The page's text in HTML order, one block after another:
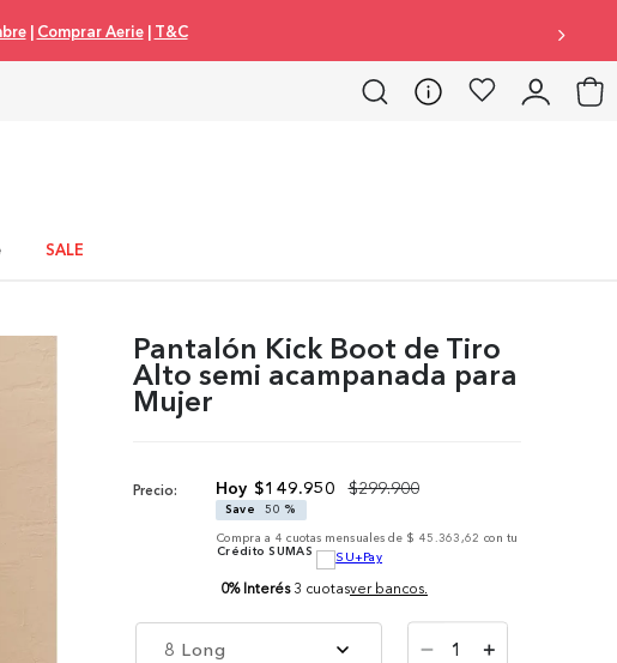
| Comprar Aerie| T&C
SALE
Pantalón Kick Boot de Tiro
Alto semi acampanada para
Mujer
Precio: $149.950 $299.900
Save
50 %
Compra a 4 cuotas mensuales de $ 45.363,62 con tu
Crédito SUMAS
0% Interés 3 cuotasver bancos.
8 Long ＋
－